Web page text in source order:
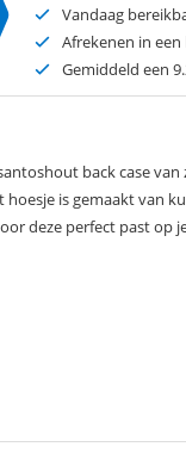
Vandaag
Afrekenen in
Gemiddeld een
back case
hoesje is gemaakt van
deze perfect past op